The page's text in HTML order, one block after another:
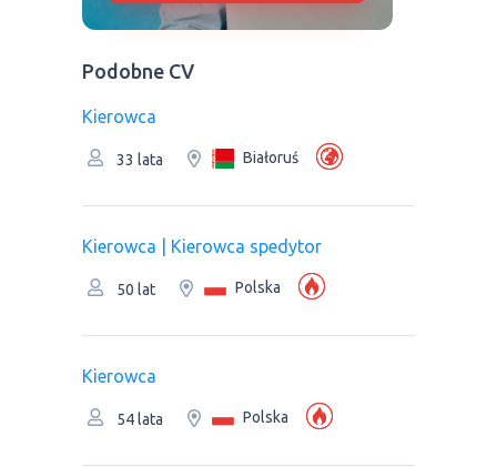
Podobne CV
Kierowca
33 lata Białoruś
Kierowca | Kierowca spedytor
50 lat Polska
Kierowca
54 lata Polska